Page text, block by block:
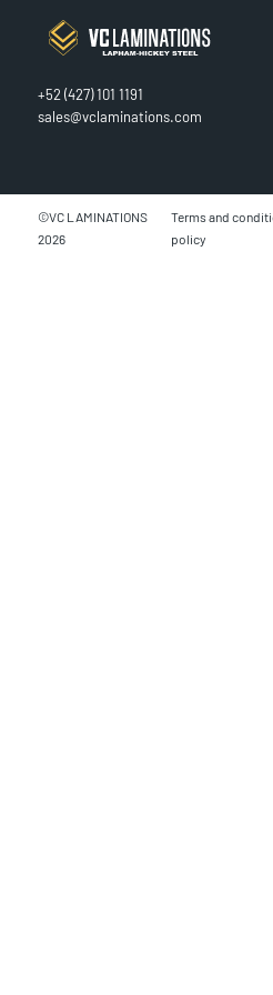
CONTACT
+52 (427) 101 1191
sales@vclaminations.com
©VC LAMINATIONS
2026
Terms and
policy